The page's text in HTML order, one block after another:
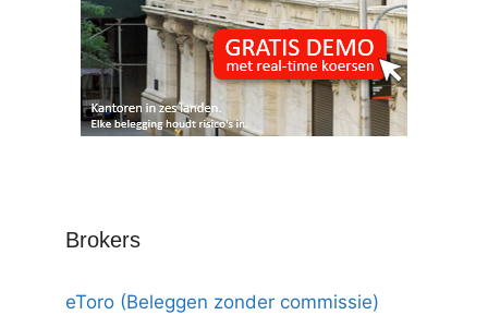
Brokers
eToro (Beleggen zonder commissie)